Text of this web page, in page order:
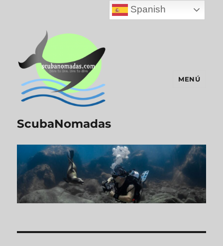
ScubaNomadas
MENÚ
Spanish